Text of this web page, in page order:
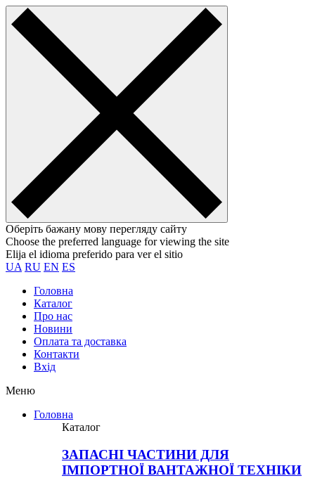
Оберіть бажану мову перегляду сайту
Choose the preferred language for viewing the site
Elija el idioma preferido para ver el sitio
UA RU EN ES
Головна
Каталог
Про нас
Новини
Оплата та доставка
Контакти
Вхiд
Меню
Головна
Каталог
ЗАПАСНІ ЧАСТИНИ ДЛЯ
ІМПОРТНОЇ ВАНТАЖНОЇ ТЕХНІКИ